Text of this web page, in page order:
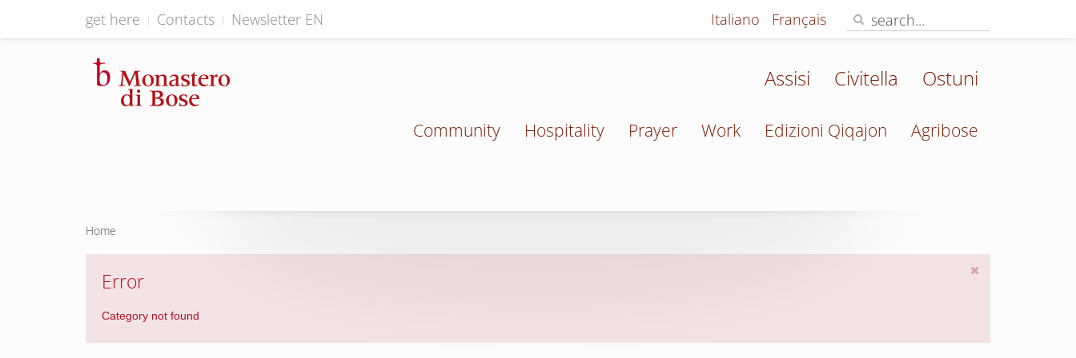
get here Contacts Newsletter EN Italiano Français
Assisi Civitella Ostuni
Community Hospitality Prayer Work Edizioni Qiqajon Agribose
Home
Error
Category not found